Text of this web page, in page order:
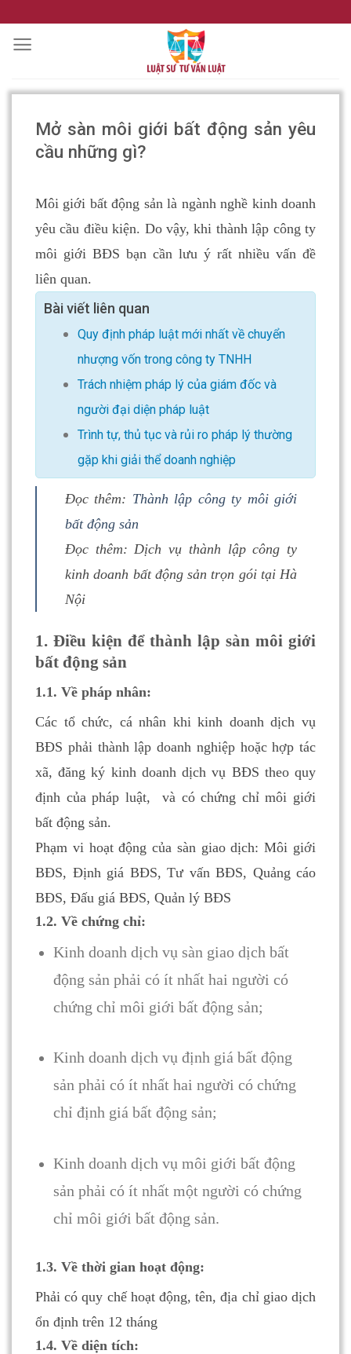
to
content
Mở sàn môi giới bất động sản yêu
cầu những gì?
Môi giới bất động sản là ngành nghề kinh doanh
yêu cầu điều kiện. Do vậy, khi thành lập công ty
môi giới BĐS bạn cần lưu ý rất nhiều vấn đề
liên quan.
Bài viết liên quan
Quy định pháp luật mới nhất về chuyển
nhượng vốn trong công ty TNHH
Trách nhiệm pháp lý của giám đốc và
người đại diện pháp luật
Trình tự, thủ tục và rủi ro pháp lý thường
gặp khi giải thể doanh nghiệp
Đọc thêm: Thành lập công ty môi giới
bất động sản
Đọc thêm:Dịch vụ thành lập công ty
kinh doanh bất động sản trọn gói tại Hà
Nội
1. Điều kiện để thành lập sàn môi giới
bất động sản
1.1. Về pháp nhân:
Các tổ chức, cá nhân khi kinh doanh dịch vụ
BĐS phải thành lập doanh nghiệp hoặc hợp tác
xã, đăng ký kinh doanh dịch vụ BĐS theo quy
định của pháp luật, và có chứng chỉ môi giới
bất động sản.
Phạm vi hoạt động của sàn giao dịch: Môi giới
BĐS, Định giá BĐS, Tư vấn BĐS, Quảng cáo
BĐS, Đấu giá BĐS, Quản lý BĐS
1.2. Về chứng chỉ:
Kinh doanh dịch vụ sàn giao dịch bất
động sản phải có ít nhất hai người có
chứng chỉ môi giới bất động sản;
Kinh doanh dịch vụ định giá bất động
sản phải có ít nhất hai người có chứng
chỉ định giá bất động sản;
Kinh doanh dịch vụ môi giới bất động
sản phải có ít nhất một người có chứng
chỉ môi giới bất động sản.
1.3. Về thời gian hoạt động:
Phải có quy chế hoạt động, tên, địa chỉ giao dịch
ổn định trên 12 tháng
1.4. Về diện tích: